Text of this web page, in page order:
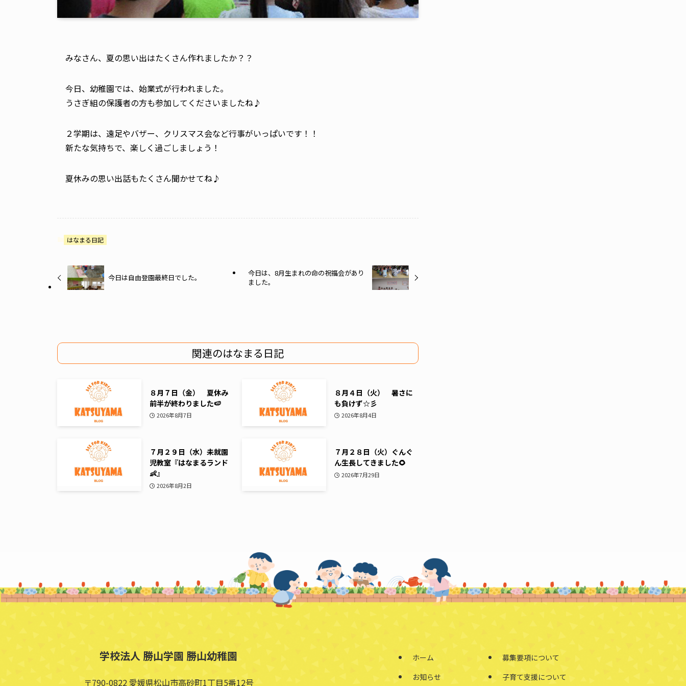
みなさん、夏の思い出はたくさん作れましたか？？
今日、幼稚園では、始業式が行われました。
うさぎ組の保護者の方も参加してくださいましたね♪
２学期は、遠足やバザー、クリスマス会など行事がいっぱいです！！
新たな気持ちで、楽しく過ごしましょう！
夏休みの思い出話もたくさん聞かせてね♪
はなまる日記
今日は自由登園最終日でした。
今日は、8月生まれの命の祝福会があり
ました。
関連のはなまる日記
８月７日（金） 夏休み
前半が終わりました🍉
2026年8月7日
８月４日（火） 暑さに
も負けず☆彡
2026年8月4日
７月２９日（水）未就園
児教室『はなまるランド
👶』
2026年8月2日
７月２８日（火）ぐんぐ
ん生長してきました🌻
2026年7月29日
学校法人 勝山学園 勝山幼稚園
〒790-0822 愛媛県松山市高砂町1丁目5番12号
ホーム
お知らせ
募集要項について
子育て支援について